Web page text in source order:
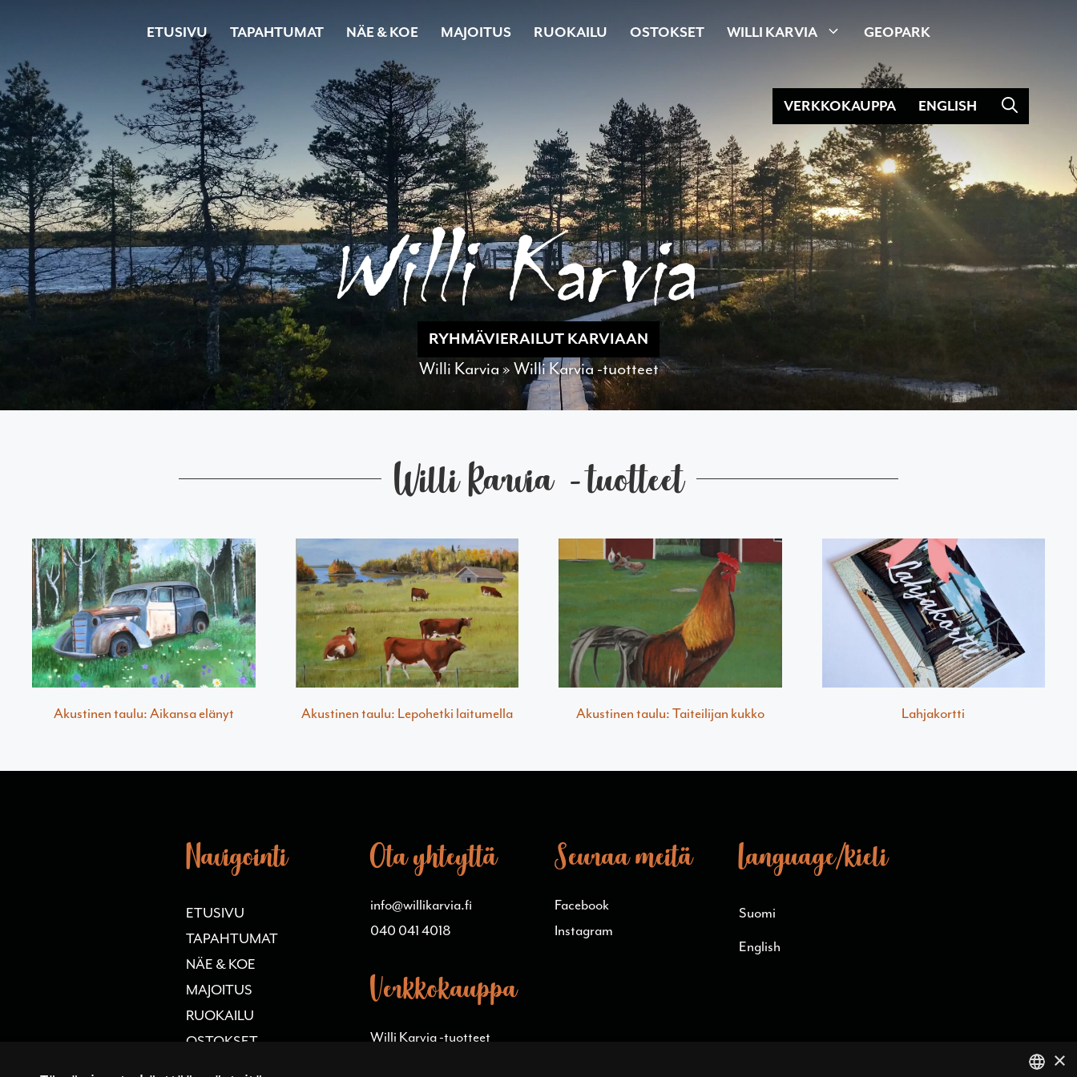
ETUSIVU TAPAHTUMAT NÄE & KOE MAJOITUS RUOKAILU OSTOKSET WILLI KARVIA GEOPARK
VERKKOKAUPPA ENGLISH
RYHMÄVIERAILUT KARVIAAN
Willi Karvia»Willi Karvia -tuotteet
Willi Karvia -tuotteet
Akustinen taulu: Aikansa elänyt Akustinen taulu: Lepohetki laitumella Akustinen taulu: Taiteilijan kukko Lahjakortti
Navigointi
ETUSIVU
TAPAHTUMAT
NÄE & KOE
MAJOITUS
RUOKAILU
OSTOKSET
Ota yhteyttä
info@willikarvia.fi
040 041 4018
Verkkokauppa
Willi Karvia -tuotteet
Seuraa meitä
Facebook
Instagram
Language/kieli
Suomi
English
×